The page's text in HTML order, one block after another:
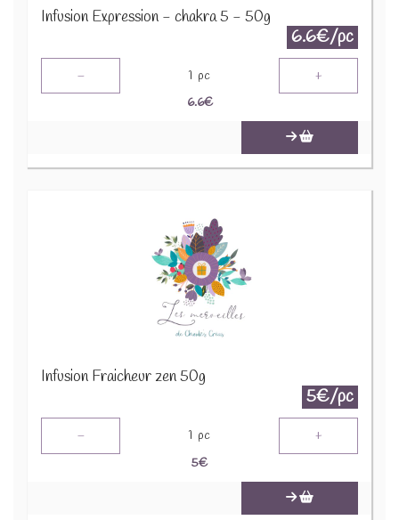
Infusion Expression - chakra 5 - 50g
6.6€/pc
- 1 pc +
6.6€
Infusion Fraicheur zen 50g
5€/pc
- 1 pc +
5€